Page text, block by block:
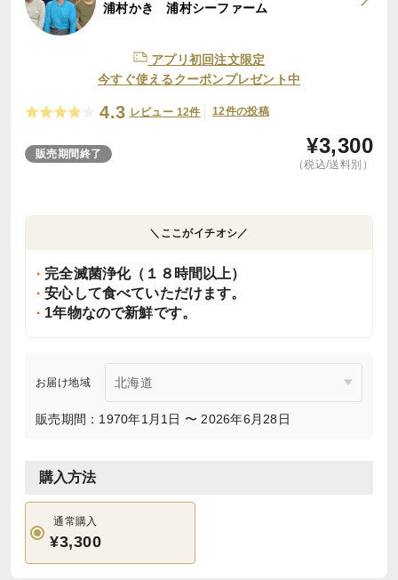
浦村かき 浦村シーファーム
アプリ初回注文限定
今すぐ使えるクーポンプレゼント中
4.3 レビュー 12件 12件の投稿
販売期間終了 ¥3,300
（税込/送料別）
＼ここがイチオシ／
完全滅菌浄化（１８時間以上）
安心して食べていただけます。
1年物なので新鮮です。
お届け地域
販売期間：1970年1月1日 〜 2026年6月28日
購入方法
通常購入
¥3,300